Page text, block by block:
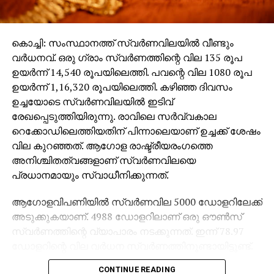
ക്രൂശിച്ചു. ആരോപണ വിധേയരെ സംരക്ഷിച്ചു.
പാര്‍ട്ടിയില്‍ പറഞ്ഞിട്ട് കാര്യമില്ലാത്തതുകൊണ്ടാണ്
പുറത്തു പറയുന്നതെന്നും നടപടിയെ
ഭയപ്പെടുന്നില്ലെന്നും വി കുഞ്ഞികൃഷ്ണന്‍ വ്യക്തമാക്കി.
പയ്യന്നൂരിലെ ധന്‍രാജ് രക്തസാക്ഷി ഫണ്ടില്‍
സിപിഎം നേതൃത്വംതിരിമറി നടത്തിയെന്ന
വെളിപ്പെടുത്തലുമായാണ് സിപിഎം ജില്ലാ കമ്മിറ്റി
അംഗം വി കുഞ്ഞികൃഷ്ണന്‍ രംഗത്തുവന്നത്. ഫണ്ട്
ശേഖരണമല്ല വിഷയമെന്നും ഫണ്ട് ചിലവഴിച്ചതില്‍
കൃത്രിമം നടത്തിയെന്നതാണ് പ്രശ്‌നമെന്നും വി
കുഞ്ഞികൃഷ്ണന്‍ പറഞ്ഞു.
ധന്‍രാജ് രക്തസാക്ഷി ഫണ്ട് പയ്യന്നൂര്‍
എംഎല്‍എയായ ടി ഐ മധുസൂദനന്‍ തട്ടിയെടുത്തു.
ഒരു കോടി രൂപയാണ് പിരിച്ചത്. അതില്‍ 46 ലക്ഷം രൂപ
രക്തസാക്ഷി ഫണ്ടല്ല. ധന്‍രാജ് കൊല്ലപ്പെടുന്നത്
കൊച്ചി: സംസ്ഥാനത്ത് സ്വര്‍ണവിലയില്‍ വീണ്ടും
വര്‍ധനവ്. ഒരു ഗ്രാം സ്വര്‍ണത്തിന്റെ വില 135 രൂപ
ഉയര്‍ന്ന് 14,540 രൂപയിലെത്തി. പവന്റെ വില 1080 രൂപ
ഉയര്‍ന്ന് 1,16,320 രൂപയിലെത്തി. കഴിഞ്ഞ ദിവസം
ഉച്ചയോടെ സ്വര്‍ണവിലയില്‍ ഇടിവ്
രേഖപ്പെടുത്തിയിരുന്നു. രാവിലെ സര്‍വ്വകാല
റെക്കോഡിലെത്തിയതിന് പിന്നാലെയാണ് ഉച്ചക്ക് ശേഷം
വില കുറഞ്ഞത്. ആഗോള രാഷ്ട്രീയരംഗത്തെ
അനിശ്ചിതത്വങ്ങളാണ് സ്വര്‍ണവിലയെ
പ്രധാനമായും സ്വാധീനിക്കുന്നത്.
ആഗോളവിപണിയില്‍ സ്വര്‍ണവില 5000 ഡോളറിലേക്ക്
അടുക്കുകയാണ്. 4988 ഡോളറിലാണ് ഒരു ഔണ്‍സ്
സ്വര്‍ണത്തിന്റെ വ്യാപാരം നടക്കുന്നത്. ഇന്ന് 78.97
ഗ്രീന്‍ലാന്‍ഡ് ഉള്‍പ്പടെയുള്ള പ്രതിസന്ധികള്‍ക്ക്
CONTINUE READING